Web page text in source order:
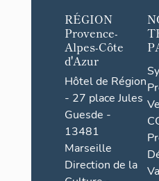
RÉGION
Provence-
Alpes-Côte
d'Azur
Hôtel de Région
- 27 place Jules
Guesde -
13481
Marseille
Direction de la